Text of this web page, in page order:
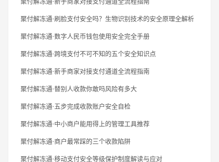
聚付解冻通·刷脸支付安全吗？生物识别技术的安全原理全解析
聚付解冻通·数字人民币钱包使用安全完全手册
聚付解冻通·跨境支付不可不知的五个安全知识点
聚付解冻通·新手商家对接支付通道全流程指南
聚付解冻通·替别人收款你敢吗风险有多大
聚付解冻通·五步完成收款账户安全自检
聚付解冻通·中小商户能用得上的管理工具推荐
聚付解冻通·商户最常踩的三个收款陷阱
聚付解冻通·移动支付安全等级保护制度解读与应对